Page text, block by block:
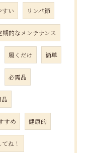
すい リンパ節
期的なメンテナンス
履くだけ 簡単
必需品
品
すめ 健康的
ね！